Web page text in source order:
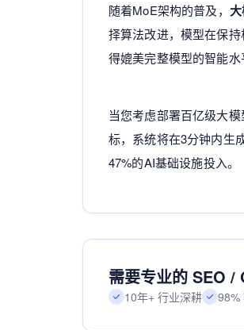
随着MoE架构的普及，
择算法改进，模型在保
得媲美完整模型的智能水
当您考虑部署百亿级大
标，系统将在3分钟内生
47%的AI基础设施投入。
需要专业的 SEO /
10年+ 行业深耕 98%